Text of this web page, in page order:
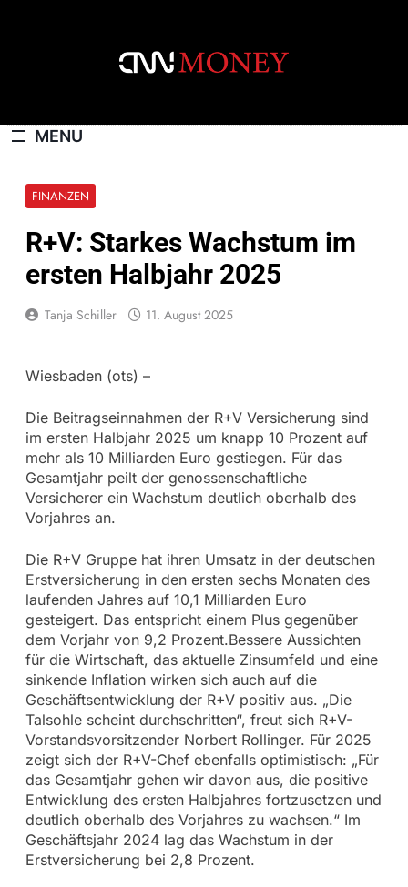
MENU
FINANZEN
R+V: Starkes Wachstum im
ersten Halbjahr 2025
Tanja Schiller 11. August 2025
Wiesbaden (ots) –
Die Beitragseinnahmen der R+V Versicherung sind
im ersten Halbjahr 2025 um knapp 10 Prozent auf
mehr als 10 Milliarden Euro gestiegen. Für das
Gesamtjahr peilt der genossenschaftliche
Versicherer ein Wachstum deutlich oberhalb des
Vorjahres an.
Die R+V Gruppe hat ihren Umsatz in der deutschen
Erstversicherung in den ersten sechs Monaten des
laufenden Jahres auf 10,1 Milliarden Euro
gesteigert. Das entspricht einem Plus gegenüber
dem Vorjahr von 9,2 Prozent.Bessere Aussichten
für die Wirtschaft, das aktuelle Zinsumfeld und eine
sinkende Inflation wirken sich auch auf die
Geschäftsentwicklung der R+V positiv aus. „Die
Talsohle scheint durchschritten“, freut sich R+V-
Vorstandsvorsitzender Norbert Rollinger. Für 2025
zeigt sich der R+V-Chef ebenfalls optimistisch: „Für
das Gesamtjahr gehen wir davon aus, die positive
Entwicklung des ersten Halbjahres fortzusetzen und
deutlich oberhalb des Vorjahres zu wachsen.“ Im
Geschäftsjahr 2024 lag das Wachstum in der
Erstversicherung bei 2,8 Prozent.